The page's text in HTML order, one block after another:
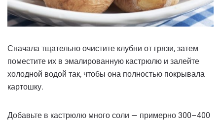
Сначала тщательно очистите клубни от грязи, затем
поместите их в эмалированную кастрюлю и залейте
холодной водой так, чтобы она полностью покрывала
картошку.
Добавьте в кастрюлю много соли — примерно 300–400